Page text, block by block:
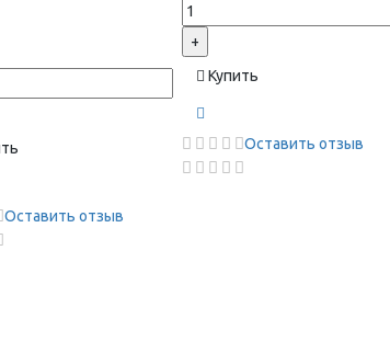
Оставить отзыв
+
Купить
Оставить отзыв